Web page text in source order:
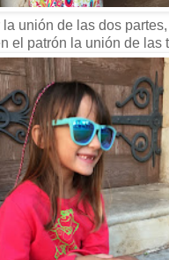
unión de las dos
el patrón la unión de las